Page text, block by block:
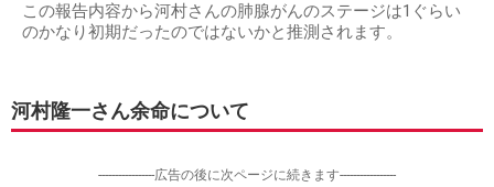
この報告内容から河村さんの肺腺がんのステージは1ぐらい
のかなり初期だったのではないかと推測されます。
河村隆一さん余命について
-----------------広告の後に次ページに続きます-----------------